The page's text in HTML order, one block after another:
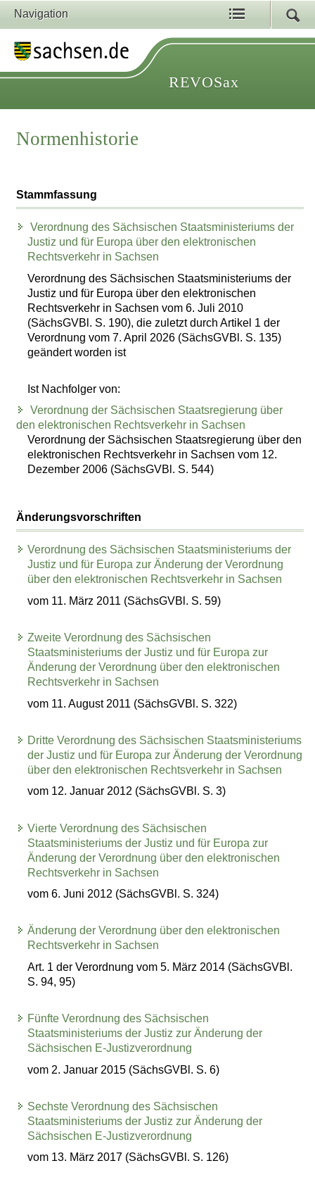
Navigation
REVOSax
Normenhistorie
Stammfassung
Verordnung des Sächsischen Staatsministeriums der
Justiz und für Europa über den elektronischen
Rechtsverkehr in Sachsen
Verordnung des Sächsischen Staatsministeriums der
Justiz und für Europa über den elektronischen
Rechtsverkehr in Sachsen vom 6. Juli 2010
(SächsGVBl. S. 190), die zuletzt durch Artikel 1 der
Verordnung vom 7. April 2026 (SächsGVBl. S. 135)
geändert worden ist
Ist Nachfolger von:
Verordnung der Sächsischen Staatsregierung über
den elektronischen Rechtsverkehr in Sachsen
Verordnung der Sächsischen Staatsregierung über den
elektronischen Rechtsverkehr in Sachsen vom 12.
Dezember 2006 (SächsGVBl. S. 544)
Änderungsvorschriften
Verordnung des Sächsischen Staatsministeriums der
Justiz und für Europa zur Änderung der Verordnung
über den elektronischen Rechtsverkehr in Sachsen
vom 11. März 2011 (SächsGVBl. S. 59)
Zweite Verordnung des Sächsischen
Staatsministeriums der Justiz und für Europa zur
Änderung der Verordnung über den elektronischen
Rechtsverkehr in Sachsen
vom 11. August 2011 (SächsGVBl. S. 322)
Dritte Verordnung des Sächsischen Staatsministeriums
der Justiz und für Europa zur Änderung der Verordnung
über den elektronischen Rechtsverkehr in Sachsen
vom 12. Januar 2012 (SächsGVBl. S. 3)
Vierte Verordnung des Sächsischen
Staatsministeriums der Justiz und für Europa zur
Änderung der Verordnung über den elektronischen
Rechtsverkehr in Sachsen
vom 6. Juni 2012 (SächsGVBl. S. 324)
Änderung der Verordnung über den elektronischen
Rechtsverkehr in Sachsen
Art. 1 der Verordnung vom 5. März 2014 (SächsGVBl.
S. 94, 95)
Fünfte Verordnung des Sächsischen
Staatsministeriums der Justiz zur Änderung der
Sächsischen E-Justizverordnung
vom 2. Januar 2015 (SächsGVBl. S. 6)
Sechste Verordnung des Sächsischen
Staatsministeriums der Justiz zur Änderung der
Sächsischen E-Justizverordnung
vom 13. März 2017 (SächsGVBl. S. 126)